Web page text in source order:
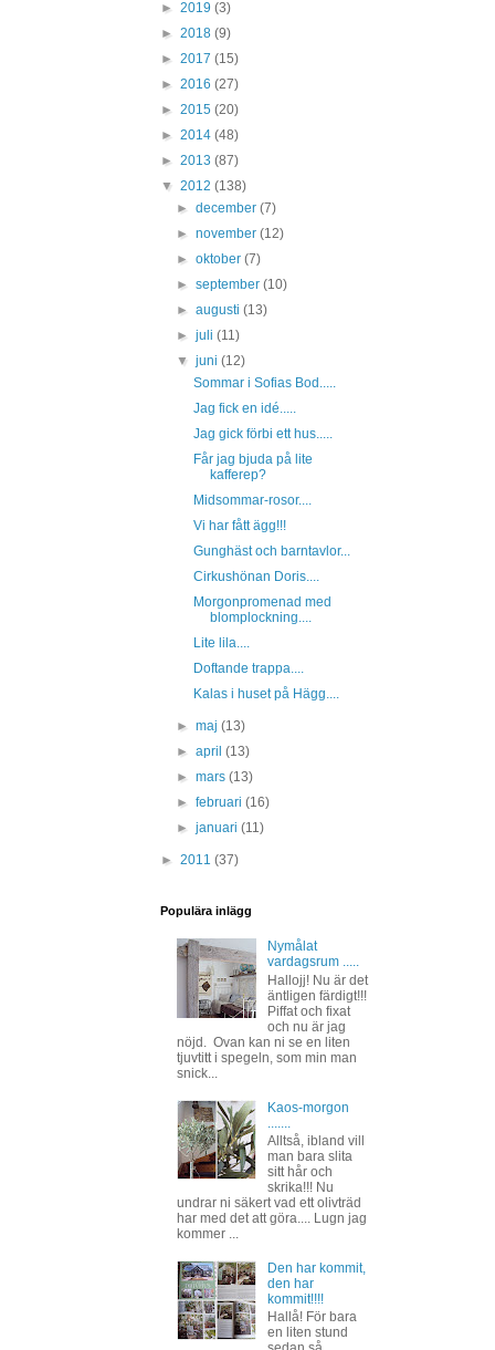
► 2019 (3)
► 2018 (9)
► 2017 (15)
► 2016 (27)
► 2015 (20)
► 2014 (48)
► 2013 (87)
▼ 2012 (138)
►december(7)
►november(12)
►oktober(7)
►september(10)
►augusti(13)
►juli(11)
▼juni(12)
Sommar i Sofias Bod.....
Jag fick en idé.....
Jag gick förbi ett hus.....
Får jag bjuda på lite
kafferep?
Midsommar-rosor....
Vi har fått ägg!!!
Gunghäst och barntavlor...
Cirkushönan Doris....
Morgonpromenad med
blomplockning....
Lite lila....
Doftande trappa....
Kalas i huset på Hägg....
►maj(13)
►april(13)
►mars(13)
►februari(16)
►januari(11)
► 2011 (37)
Populära inlägg
Nymålat
vardagsrum .....
Hallojj! Nu är det
äntligen färdigt!!!
Piffat och fixat
och nu är jag
nöjd. Ovan kan ni se en liten
tjuvtitt i spegeln, som min man
snick...
Kaos-morgon
Alltså, ibland vill
man bara slita
sitt hår och
skrika!!! Nu
undrar ni säkert vad ett olivträd
har med det att göra.... Lugn jag
kommer ...
Den har kommit,
den har
kommit!!!!
Hallå! För bara
en liten stund